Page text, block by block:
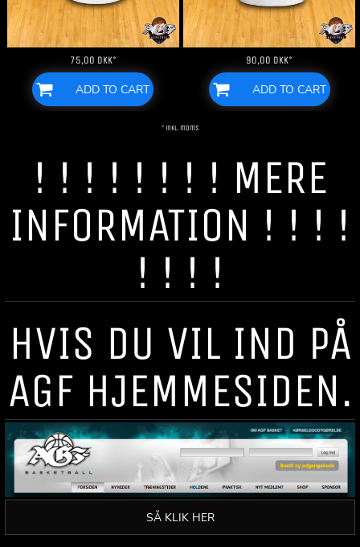
75,00 DKK*
ADD TO CART
90,00 DKK*
ADD TO CART
* inkl. moms
! ! ! ! ! ! ! ! MERE
INFORMATION ! ! ! !
! ! ! !
HVIS DU VIL IND PÅ
AGF HJEMMESIDEN.
SÅ KLIK HER